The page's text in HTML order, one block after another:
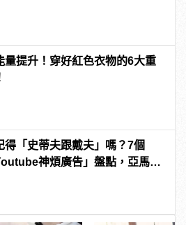
量提升！穿好紅色衣物的6大重
得「史蒂夫跟戴夫」嗎？7個
神煩廣告」盤點，亞馬遜